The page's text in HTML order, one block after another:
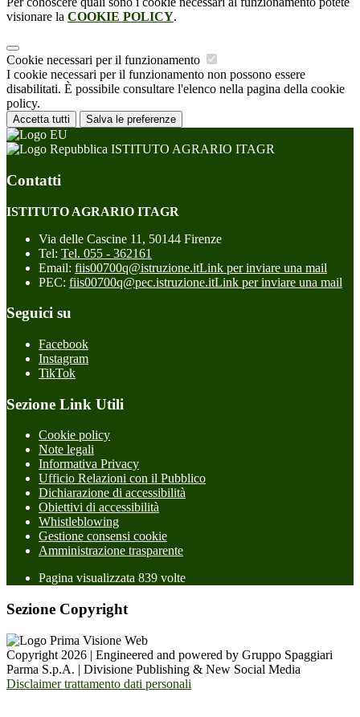
visionare la COOKIE POLICY.
Cookie necessari per il funzionamento
I cookie necessari per il funzionamento non possono essere
disabilitati. È possibile consultare l'elenco nella pagina della cookie
policy.
Accetta tutti Salva le preferenze
ISTITUTO AGRARIO ITAGR
Contatti
ISTITUTO AGRARIO ITAGR
Via delle Cascine 11, 50144 Firenze
Tel: Tel. 055 - 362161
Email: fiis00700q@istruzione.itLink per inviare una mail
PEC: fiis00700q@pec.istruzione.itLink per inviare una mail
Seguici su
Facebook
Instagram
TikTok
Sezione Link Utili
Cookie policy
Note legali
Informativa Privacy
Ufficio Relazioni con il Pubblico
Dichiarazione di accessibilità
Obiettivi di accessibilità
Whistleblowing
Gestione consensi cookie
Amministrazione trasparente
Pagina visualizzata 839 volte
Sezione Copyright
Copyright 2026 | Engineered and powered by Gruppo Spaggiari
Parma S.p.A. | Divisione Publishing & New Social Media
Disclaimer trattamento dati personali